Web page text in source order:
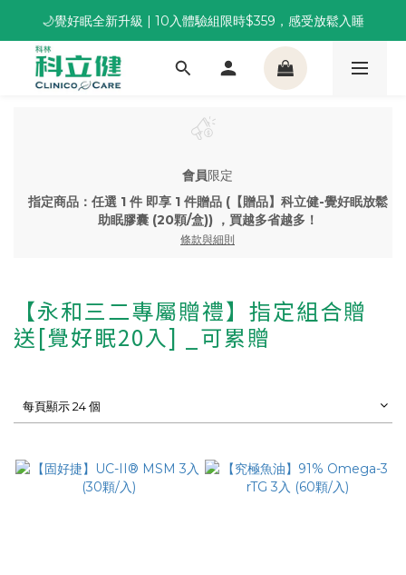
董事長推薦保養組合｜體驗價 $1,800 起，最高享 6 折
🌙覺好眠全新升級 | 10入體驗組限時$359，感受放鬆入睡
董事長推薦保養組合｜體驗價 $1,800 起，最高享 6 折
會員限定
指定商品：任選 1 件 即享 1 件贈品 (【贈品】科立健-覺好眠放鬆
助眠膠囊 (20顆/盒)) ，買越多省越多！
條款與細則
【永和三二專屬贈禮】指定組合贈
送[覺好眠20入] _可累贈
每頁顯示 24 個